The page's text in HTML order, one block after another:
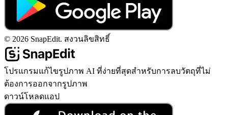
© 2026 SnapEdit. สงวนลิขสิทธิ์
โปรแกรมแก้ไขรูปภาพ AI ที่ง่ายที่สุดสำหรับการลบวัตถุที่ไม่
ต้องการออกจากรูปภาพ
ดาวน์โหลดแอป